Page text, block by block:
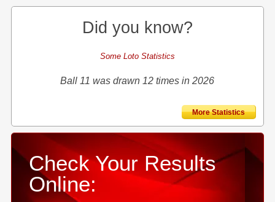
Did you know?
Some Loto Statistics
Ball 11 was drawn 12 times in 2026
More Statistics
Check Your Results
Online: